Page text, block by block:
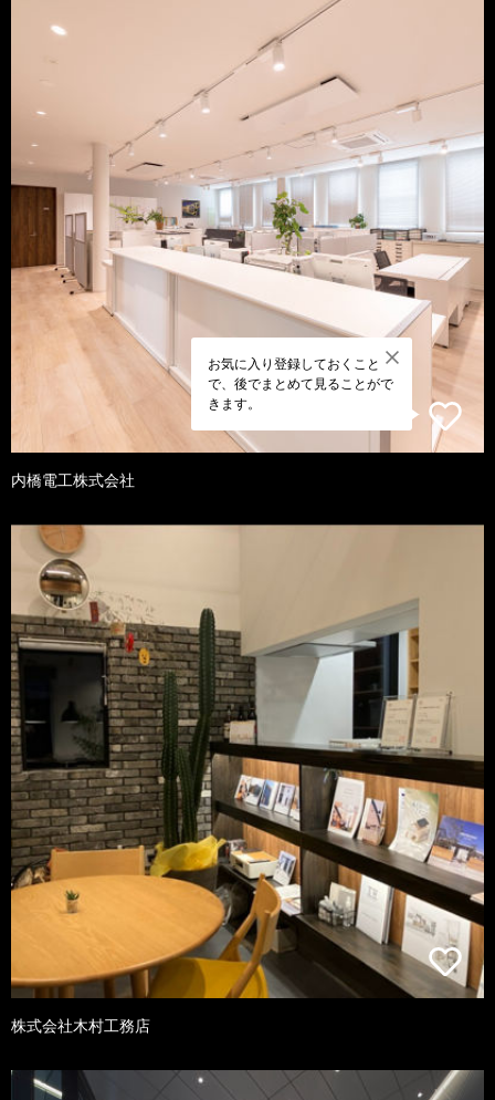
お気に入り登録しておくこと
で、後でまとめて見ることがで
きます。
内橋電工株式会社
株式会社木村工務店